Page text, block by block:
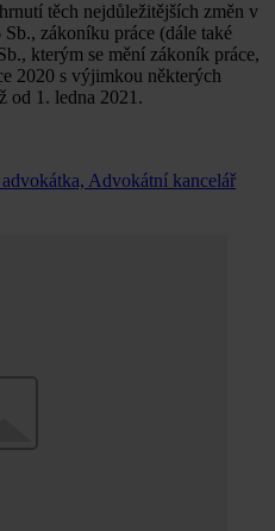
těch nejdůležitějších změn v
zákoníku práce (dále také
kterým se mění zákoník práce,
2020 s výjimkou některých
od 1. ledna 2021.
advokátka, Advokátní kancelář